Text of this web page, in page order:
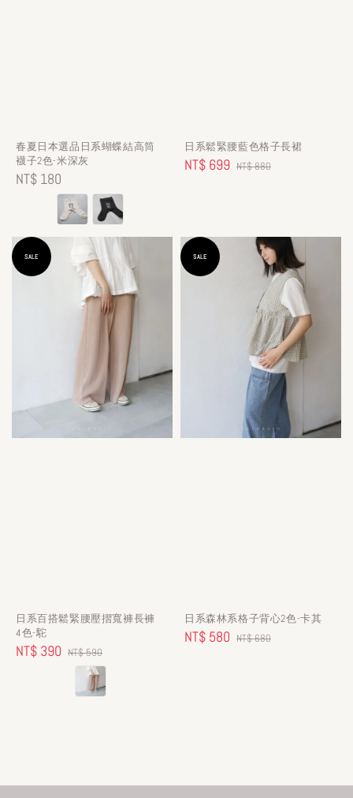
春夏日本選品日系蝴蝶結高筒
襪子2色-米深灰
Regular
NT$ 180
日系鬆緊腰藍色格子長裙
Sale
NT$ 699 Regular
NT$ 880
SALE
日系百搭鬆緊腰壓摺寬褲長褲
4色-駝
Sale
NT$ 390 Regular
price
NT$ 590
SALE
日系森林系格子背心2色-卡其
Sale
NT$ 580 Regular
NT$ 680